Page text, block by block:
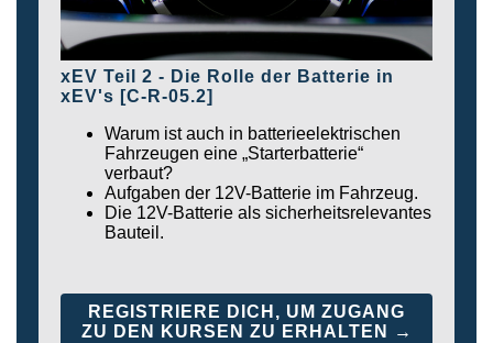
xEV Teil 2 - Die Rolle der Batterie in
xEV's [C-R-05.2]
Warum ist auch in batterieelektrischen
Fahrzeugen eine „Starterbatterie“
verbaut?
Aufgaben der 12V-Batterie im Fahrzeug.
Die 12V-Batterie als sicherheitsrelevantes
Bauteil.
REGISTRIERE DICH, UM ZUGANG
ZU DEN KURSEN ZU ERHALTEN →